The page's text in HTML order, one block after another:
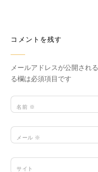
コメントを残す
メールアドレスが公開され
る欄は必須項目です
名前 ※
メール ※
サイト